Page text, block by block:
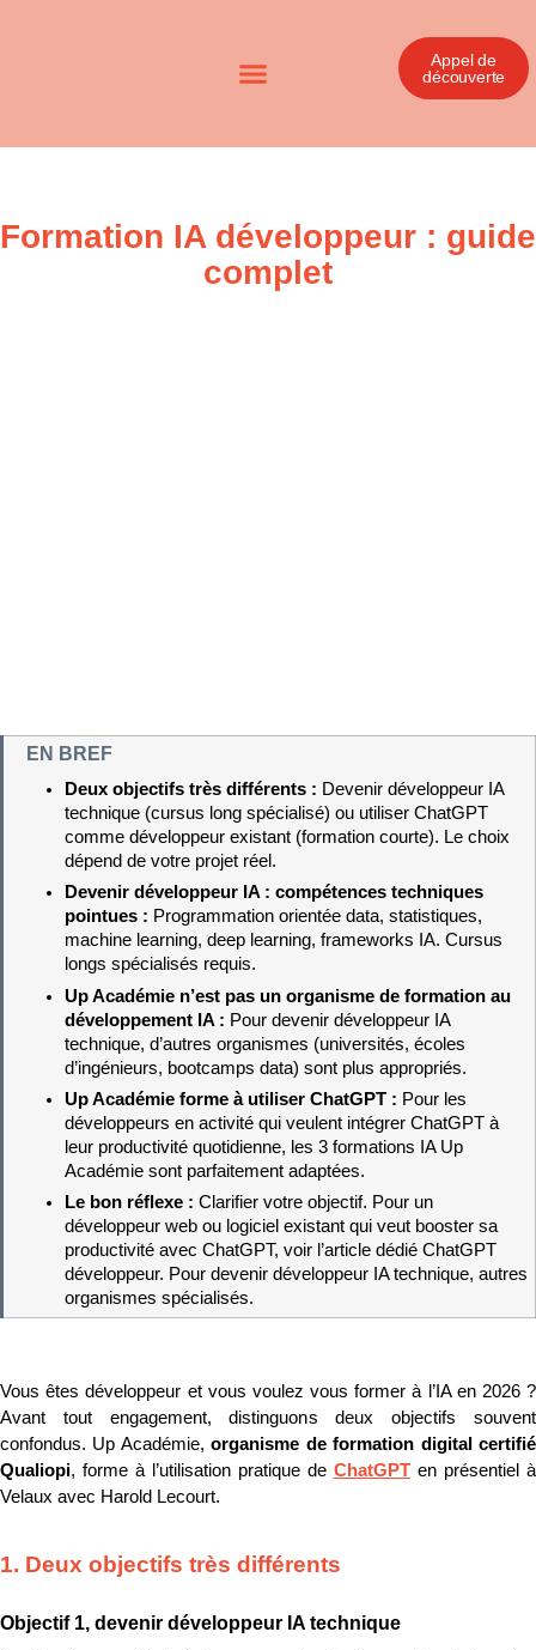
Appel de
découverte
Formation IA développeur : guide
complet
EN BREF
Deux objectifs très différents : Devenir développeur IA
technique (cursus long spécialisé) ou utiliser ChatGPT
comme développeur existant (formation courte). Le choix
dépend de votre projet réel.
Devenir développeur IA : compétences techniques
pointues : Programmation orientée data, statistiques,
machine learning, deep learning, frameworks IA. Cursus
longs spécialisés requis.
Up Académie n’est pas un organisme de formation au
développement IA : Pour devenir développeur IA
technique, d’autres organismes (universités, écoles
d’ingénieurs, bootcamps data) sont plus appropriés.
Up Académie forme à utiliser ChatGPT : Pour les
développeurs en activité qui veulent intégrer ChatGPT à
leur productivité quotidienne, les 3 formations IA Up
Académie sont parfaitement adaptées.
Le bon réflexe : Clarifier votre objectif. Pour un
développeur web ou logiciel existant qui veut booster sa
productivité avec ChatGPT, voir l’article dédié ChatGPT
développeur. Pour devenir développeur IA technique, autres
organismes spécialisés.
Vous êtes développeur et vous voulez vous former à l’IA en 2026 ?
Avant tout engagement, distinguons deux objectifs souvent
confondus. Up Académie, organisme de formation digital certifié
Qualiopi, forme à l’utilisation pratique de ChatGPT en présentiel à
Velaux avec Harold Lecourt.
1. Deux objectifs très différents
Objectif 1, devenir développeur IA technique